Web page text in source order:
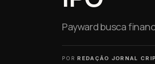
Payward busca
POR REDAÇÃO JORNAL